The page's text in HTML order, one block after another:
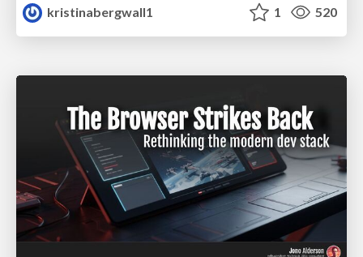
kristinabergwall1
1 520